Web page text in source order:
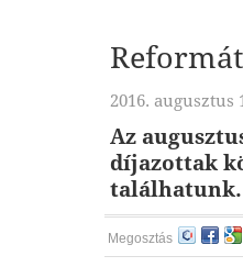
2016. augusztus
Az
díjazottak
találhatunk.
Megosztás